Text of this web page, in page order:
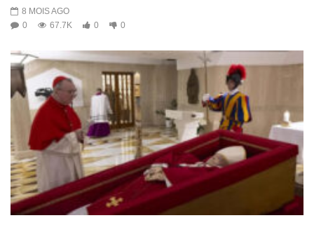
8 MOIS AGO
0
67.7K 0 0